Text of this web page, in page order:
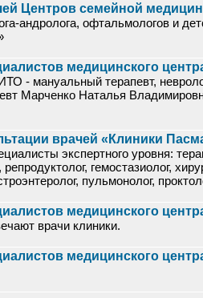
Центров семейной
андролога, офтальмологов и
медицинского
- мануальный терапевт,
Марченко Наталья
врачей «Клиники
экспертного уровня:
гемостазиолог,
пульмонолог,
медицинского
врачи клиники.
медицинского